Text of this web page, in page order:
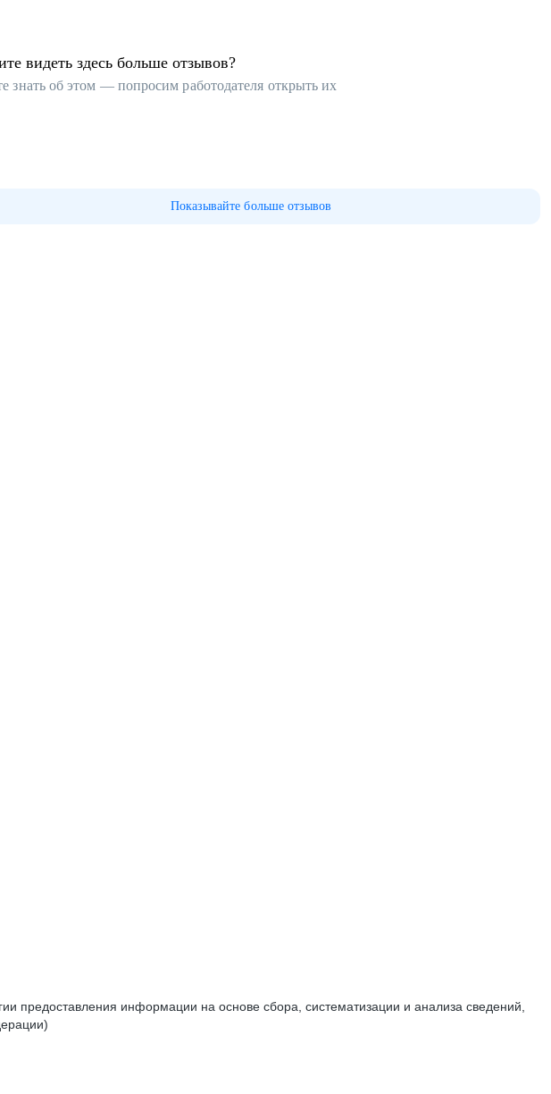
видеть здесь больше отзывов?
знать об этом — попросим работодателя открыть их
Показывайте больше отзывов
предоставления информации на основе сбора, систематизации и анализа сведений,